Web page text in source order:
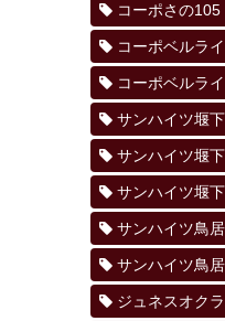
コーポさの105
コーポベルラ
コーポベルラ
サンハイツ堰
サンハイツ堰
サンハイツ堰
サンハイツ鳥
サンハイツ鳥
ジュネスオク